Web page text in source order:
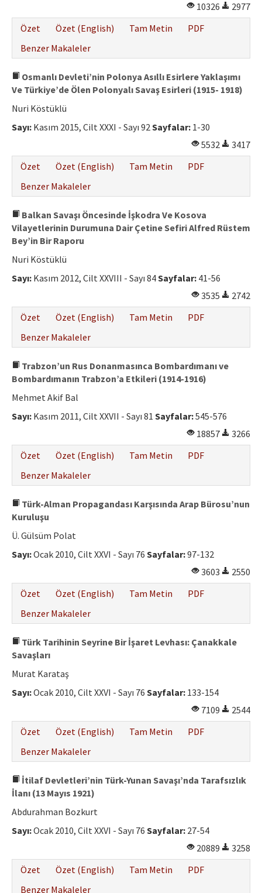
10326
2977
Özet
Özet (English) Tam Metin
PDF
Benzer Makaleler
Osmanlı Devleti’nin Polonya Asıllı Esirlere Yaklaşımı
Ve Türkiye’de Ölen Polonyalı Savaş Esirleri (1915- 1918)
Nuri Köstüklü
Sayı: Kasım 2015, Cilt XXXI - Sayı 92Sayfalar: 1-30
5532
3417
Özet
Özet (English) Tam Metin
PDF
Benzer Makaleler
Balkan Savaşı Öncesinde İşkodra Ve Kosova
Vilayetlerinin Durumuna Dair Çetine Sefiri Alfred Rüstem
Bey’in Bir Raporu
Nuri Köstüklü
Sayı: Kasım 2012, Cilt XXVIII - Sayı 84Sayfalar: 41-56
3535
2742
Özet
Özet (English) Tam Metin
PDF
Benzer Makaleler
Trabzon’un Rus Donanmasınca Bombardımanı ve
Bombardımanın Trabzon’a Etkileri (1914-1916)
Mehmet Akif Bal
Sayı: Kasım 2011, Cilt XXVII - Sayı 81 Sayfalar:545-576
18857
3266
Özet
Özet (English) Tam Metin
PDF
Benzer Makaleler
Türk-Alman Propagandası Karşısında Arap Bürosu’nun
Kuruluşu
Ü. Gülsüm Polat
Sayı:Ocak 2010, Cilt XXVI - Sayı 76 Sayfalar:97-132
3603
2550
Özet
Özet (English) Tam Metin
PDF
Benzer Makaleler
Türk Tarihinin Seyrine Bir İşaret Levhası: Çanakkale
Savaşları
Murat Karataş
Sayı:Ocak 2010, Cilt XXVI - Sayı 76 Sayfalar: 133-154
7109
2544
Özet
Özet (English) Tam Metin
PDF
Benzer Makaleler
İtilaf Devletleri’nin Türk-Yunan Savaşı’nda Tarafsızlık
İlanı (13 Mayıs 1921)
Abdurahman Bozkurt
Sayı:Ocak 2010, Cilt XXVI - Sayı 76 Sayfalar: 27-54
20889
3258
Özet
Özet (English) Tam Metin
PDF
Benzer Makaleler